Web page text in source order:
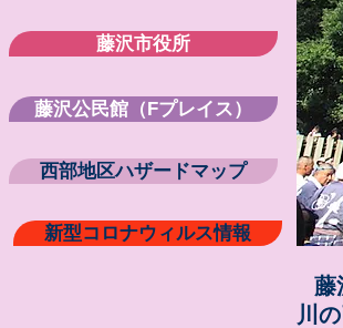
藤沢市役所
藤沢公民館（Fプレイス）
西部地区ハザードマップ
藤
川
新型コロナウィルス情報